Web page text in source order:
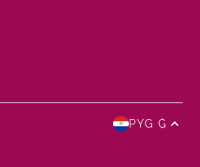
PYG ₲